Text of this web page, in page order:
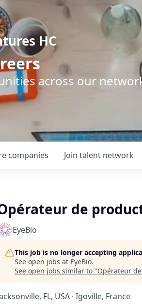
HC
across our
companies Join talent network
de
EyeBio
This job is no longer accepting
See open jobs at EyeBio.
See open jobs similar to "Opérateur
FL, USA · Igoville, France